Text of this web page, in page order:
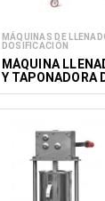
MÁQUINAS DE
DOSIFICACIÓN
MÁQUINA
Y TAPONADORA
TARROS TEJ 5